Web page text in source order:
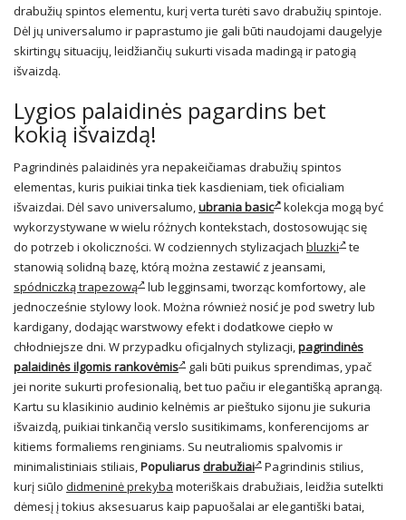
drabužių spintos elementu, kurį verta turėti savo drabužių spintoje.
Dėl jų universalumo ir paprastumo jie gali būti naudojami daugelyje
skirtingų situacijų, leidžiančių sukurti visada madingą ir patogią
išvaizdą.
Lygios palaidinės pagardins bet
kokią išvaizdą!
Pagrindinės palaidinės yra nepakeičiamas drabužių spintos
elementas, kuris puikiai tinka tiek kasdieniam, tiek oficialiam
išvaizdai. Dėl savo universalumo,ubrania basic
kolekcja mogą być
wykorzystywane w wielu różnych kontekstach, dostosowując się
do potrzeb i okoliczności. W codziennych stylizacjach bluzki
te
stanowią solidną bazę, którą można zestawić z jeansami,
spódniczką trapezową
lub legginsami, tworząc komfortowy, ale
jednocześnie stylowy look. Można również nosić je pod swetry lub
kardigany, dodając warstwowy efekt i dodatkowe ciepło w
chłodniejsze dni. W przypadku oficjalnych stylizacji,pagrindinės
palaidinės ilgomis rankovėmis
gali būti puikus sprendimas, ypač
jei norite sukurti profesionalią, bet tuo pačiu ir elegantišką aprangą.
Kartu su klasikinio audinio kelnėmis ar pieštuko sijonu jie sukuria
išvaizdą, puikiai tinkančią verslo susitikimams, konferencijoms ar
kitiems formaliems renginiams. Su neutraliomis spalvomis ir
minimalistiniais stiliais,Populiarus drabužiai
Pagrindinis stilius,
kurį siūlo didmeninė prekyba moteriškais drabužiais, leidžia sutelkti
dėmesį į tokius aksesuarus kaip papuošalai ar elegantiški batai,